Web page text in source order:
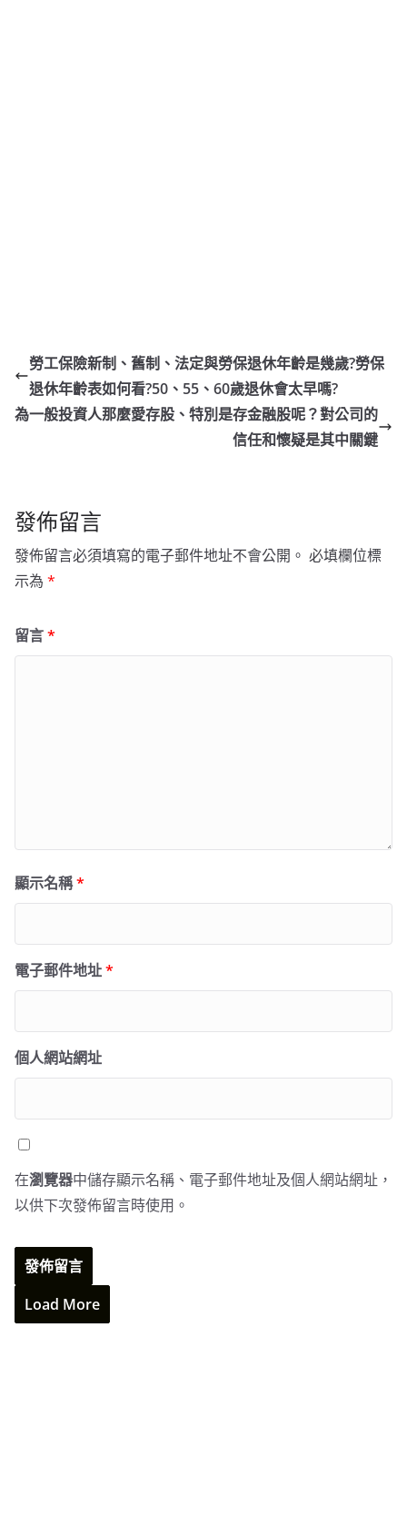
勞工保險新制、舊制、法定與勞保退休年齡是幾歲?勞保
退休年齡表如何看?50、55、60歲退休會太早嗎?
為一般投資人那麼愛存股、特別是存金融股呢？對公司的
信任和懷疑是其中關鍵
發佈留言
發佈留言必須填寫的電子郵件地址不會公開。 必填欄位標
示為 *
留言*
顯示名稱*
電子郵件地址*
個人網站網址
在瀏覽器中儲存顯示名稱、電子郵件地址及個人網站網址，
以供下次發佈留言時使用。
Load More